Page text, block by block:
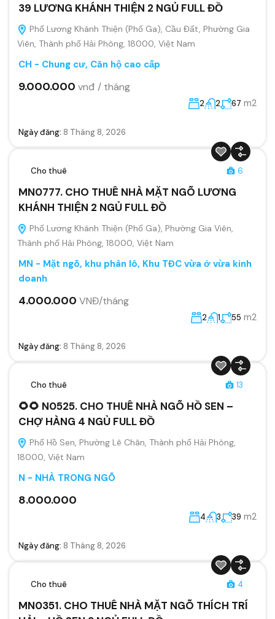
39 LƯƠNG KHÁNH THIỆN 2 NGỦ FULL ĐỒ
Phố Lương Khánh Thiện (Phố Ga), Cầu Đất, Phường Gia
Viên, Thành phố Hải Phòng, 18000, Việt Nam
CH - Chung cư, Căn hộ cao cấp
9.000.000 vnđ / tháng
2 2 67 m2
Ngày đăng: 8 Tháng 8, 2026
Cho thuê 6
MN0777. CHO THUÊ NHÀ MẶT NGÕ LƯƠNG
KHÁNH THIỆN 2 NGỦ FULL ĐỒ
Phố Lương Khánh Thiện (Phố Ga), Phường Gia Viên,
Thành phố Hải Phòng, 18000, Việt Nam
MN - Mặt ngõ, khu phân lô, Khu TĐC vừa ở vừa kinh
doanh
4.000.000 VNĐ/tháng
2 1 55 m2
Ngày đăng: 8 Tháng 8, 2026
Cho thuê 13
🌻🌻 N0525. CHO THUÊ NHÀ NGÕ HỒ SEN –
CHỢ HÀNG 4 NGỦ FULL ĐỒ
Phố Hồ Sen, Phường Lê Chân, Thành phố Hải Phòng,
18000, Việt Nam
N - NHÀ TRONG NGÕ
8.000.000
4 3 39 m2
Ngày đăng: 8 Tháng 8, 2026
Cho thuê 4
MN0351. CHO THUÊ NHÀ MẶT NGÕ THÍCH TRÍ